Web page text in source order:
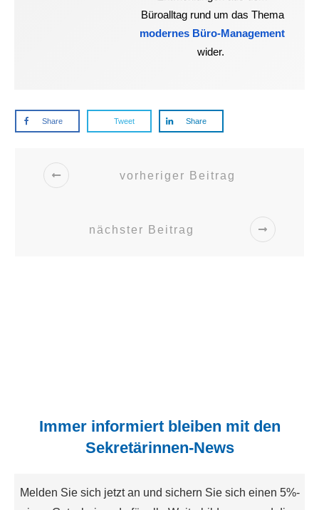
Büroalltag rund um das Thema
modernes Büro-Management
wider.
Share Tweet Share
vorheriger Beitrag
nächster Beitrag
Immer informiert bleiben mit den
Sekretärinnen-News
Melden Sie sich jetzt an und sichern Sie sich einen 5%-